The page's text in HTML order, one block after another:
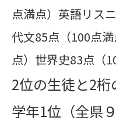
点満点）英語リス
代文85点（100点
点）世界史83点（
2位の生徒と2
学年1位（全県